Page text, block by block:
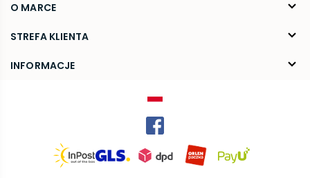
O MARCE
O nas
Blog
STREFA KLIENTA
FAQ
INFORMACJE